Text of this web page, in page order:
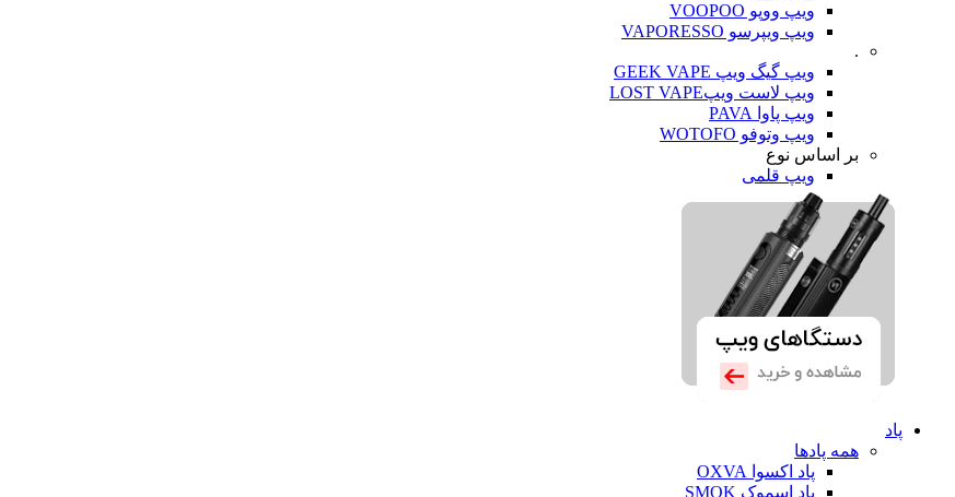
ویپ ووپو VOOPOO
ویپ ویپرسو VAPORESSO
.
ویپ گیگ ویپ GEEK VAPE
ویپ لاست ویپLOST VAPE
ویپ پاوا PAVA
ویپ وتوفو WOTOFO
بر اساس نوع
ویپ قلمی
پاد
همه پادها
پاد اکسوا OXVA
پاد اسموک SMOK